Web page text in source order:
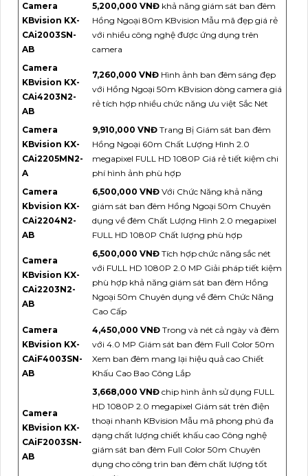
Camera
KBvision KX-
CAi2003SN-
AB
5,200,000 VNĐ khả năng giám sát ban đêm
Hồng Ngoại 80m KBvision Mẫu mã đẹp giá rẻ
với nhiều công nghệ được ứng dụng trên
camera
Camera
KBvision KX-
CAi4203N2-
AB
7,260,000 VNĐ Hình ảnh ban đêm sáng đẹp
với Hồng Ngoại 50m KBvision dòng camera giá
rẻ tích hợp nhiều chức năng ưu việt Sắc Nét
Camera
KBvision KX-
CAi2205MN2-
A
9,910,000 VNĐ Trang Bị Giám sát ban đêm
Hồng Ngoại 60m Chất Lượng Hình 2.0
megapixel FULL HD 1080P Giá rẻ tiết kiệm chi
phí hình ảnh phù hợp
Camera
Kbvision KX-
CAi2204N2-
AB
6,500,000 VNĐ Với Chức Năng khả năng
giám sát ban đêm Hồng Ngoại 50m Chuyên
dụng về đêm Chất Lượng Hình 2.0 megapixel
FULL HD 1080P Chất lượng phù hợp
Camera
KBvision KX-
CAi2203N2-
AB
6,500,000 VNĐ Tích hợp chức năng sắc nét
với FULL HD 1080P 2.0 MP Giải pháp tiết kiệm
phù hợp khả năng giám sát ban đêm Hồng
Ngoại 50m Chuyên dụng về đêm Chức Năng
Cao Cấp
Camera
KBvision KX-
CAiF4003SN-
AB
4,450,000 VNĐ Trong và nét cả ngày và đêm
với 4.0 MP Giám sát ban đêm Full Color 50m
Xem ban đêm mang lại hiệu quả cao Chiết
Khấu Cao Bao Công Lắp
Camera
KBvision KX-
CAiF2003SN-
AB
3,668,000 VNĐ chip hình ảnh sử dụng FULL
HD 1080P 2.0 megapixel Giám sát trên điện
thoại nhanh KBvision Mẫu mã phong phú đa
dạng chất lượng chiết khấu cao Công nghệ
giám sát ban đêm Full Color 50m Chuyên
dụng cho công trìn ban đêm chất lượng tốt